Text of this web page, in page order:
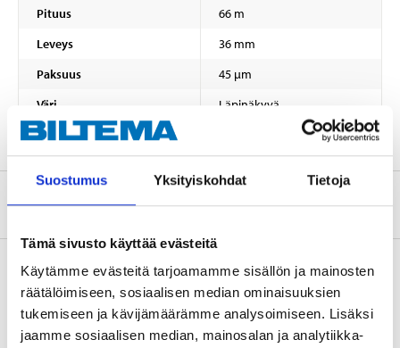
Suostumus Yksityiskohdat Tietoja
Tämä sivusto käyttää evästeitä
Käytämme evästeitä tarjoamamme sisällön ja mainosten
räätälöimiseen, sosiaalisen median ominaisuuksien
tukemiseen ja kävijämäärämme analysoimiseen. Lisäksi
jaamme sosiaalisen median, mainosalan ja analytiikka-
Pituus
66 m
Leveys
36 mm
Paksuus
45 µm
Väri
Läpinäkyvä
Tietoa valmistajasta
Osta & Nouda
Osta verkosta ja nouda tavaratalosta jo 2 tunnin kuluttua!